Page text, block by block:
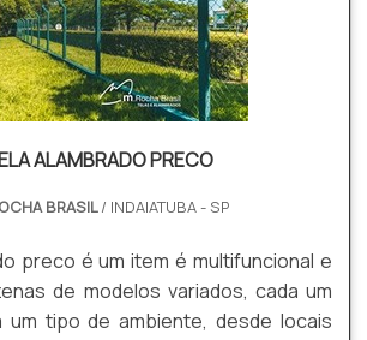
ALAMBRADO PRECO
BRASIL/ INDAIATUBA - SP
preco é um item é multifuncional e
de modelos variados, cada um
um tipo de ambiente, desde locais